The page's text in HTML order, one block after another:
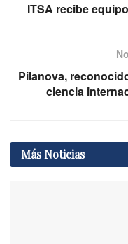
ITSA recibe
Pilanova,
ciencia
MásNoticias